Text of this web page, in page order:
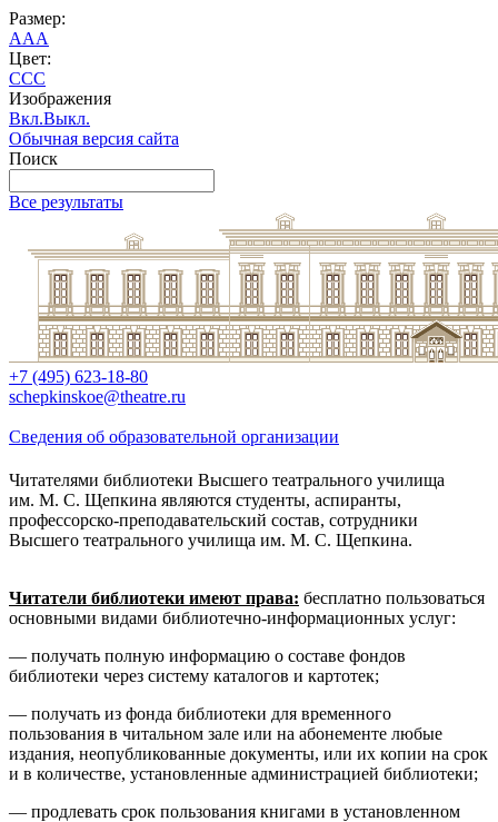
Размер:
AAA
Цвет:
CCC
Изображения
Вкл.Выкл.
Обычная версия сайта
Поиск
Все результаты
+7 (495) 623-18-80
schepkinskoe@theatre.ru
Сведения об образовательной организации
Читателями библиотеки Высшего театрального училища
им. М. С. Щепкина являются студенты, аспиранты,
профессорско-преподавательский состав, сотрудники
Высшего театрального училища им. М. С. Щепкина.
Читатели библиотеки имеют права: бесплатно пользоваться
основными видами библиотечно-информационных услуг:
— получать полную информацию о составе фондов
библиотеки через систему каталогов и картотек;
— получать из фонда библиотеки для временного
пользования в читальном зале или на абонементе любые
издания, неопубликованные документы, или их копии на срок
и в количестве, установленные администрацией библиотеки;
— продлевать срок пользования книгами в установленном